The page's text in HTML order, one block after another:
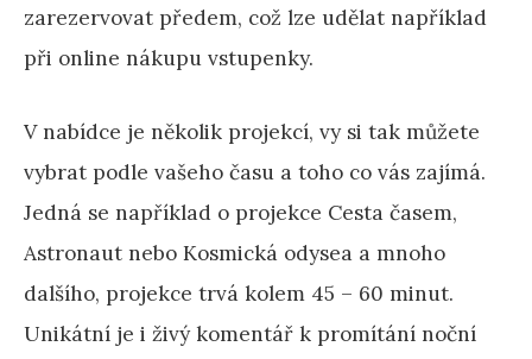
zarezervovat předem, což lze udělat například
při online nákupu vstupenky.
V nabídce je několik projekcí, vy si tak můžete
vybrat podle vašeho času a toho co vás zajímá.
Jedná se například o projekce Cesta časem,
Astronaut nebo Kosmická odysea a mnoho
dalšího, projekce trvá kolem 45 – 60 minut.
Unikátní je i živý komentář k promítání noční